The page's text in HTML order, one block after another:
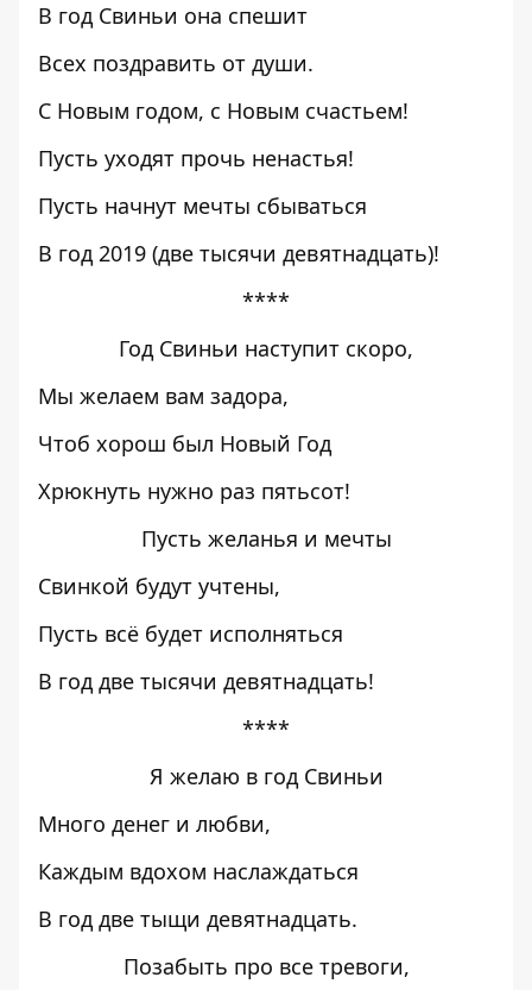
В год Свиньи она спешит
Всех поздравить от души.
С Новым годом, с Новым счастьем!
Пусть уходят прочь ненастья!
Пусть начнут мечты сбываться
В год 2019 (две тысячи девятнадцать)!
****
Год Свиньи наступит скоро,
Мы желаем вам задора,
Чтоб хорош был Новый Год
Хрюкнуть нужно раз пятьсот!
Пусть желанья и мечты
Свинкой будут учтены,
Пусть всё будет исполняться
В год две тысячи девятнадцать!
****
Я желаю в год Свиньи
Много денег и любви,
Каждым вдохом наслаждаться
В год две тыщи девятнадцать.
Позабыть про все тревоги,